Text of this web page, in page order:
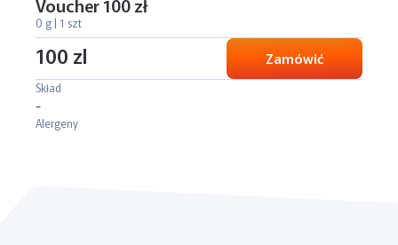
Voucher 100 zł
0 g | 1 szt
100 zl Zamówić
Skład
-
Alergeny